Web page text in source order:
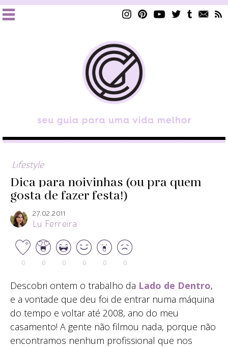
Lifestyle
Dica para noivinhas (ou pra quem
gosta de fazer festa!)
27.02.2011
Lu Ferreira
0 0 0 0 0 0
Descobri ontem o trabalho da Lado de Dentro,
e a vontade que deu foi de entrar numa máquina
do tempo e voltar até 2008, ano do meu
casamento! A gente não filmou nada, porque não
encontramos nenhum profissional que nos